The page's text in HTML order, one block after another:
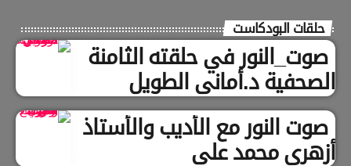
حلقات البودكاست
صوت_النور في حلقته الثامنة
الصحفية د.أماني الطويل
صوت النور مع الأديب والأستاذ
أزهري محمد علي